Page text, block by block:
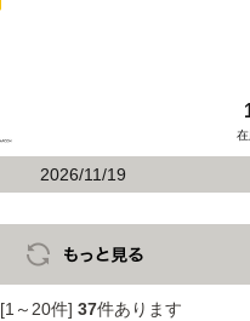
2026/11/19
[1～20件] 37件あります